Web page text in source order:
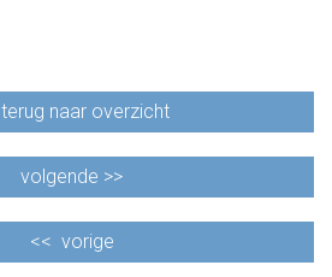
terug naar overzicht
volgende >>
<< vorige